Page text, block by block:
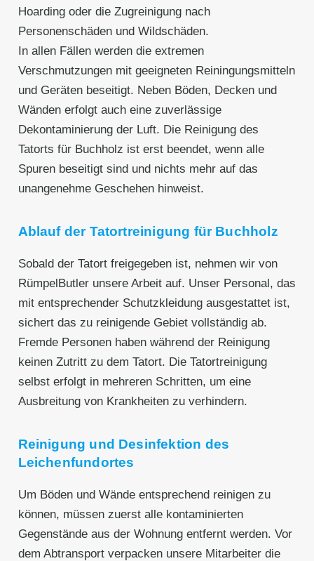
Hoarding oder die Zugreinigung nach
Personenschäden und Wildschäden.
In allen Fällen werden die extremen
Verschmutzungen mit geeigneten Reiningungsmitteln
und Geräten beseitigt. Neben Böden, Decken und
Wänden erfolgt auch eine zuverlässige
Dekontaminierung der Luft. Die Reinigung des
Tatorts für Buchholz ist erst beendet, wenn alle
Spuren beseitigt sind und nichts mehr auf das
unangenehme Geschehen hinweist.
Ablauf der Tatortreinigung für Buchholz
Sobald der Tatort freigegeben ist, nehmen wir von
RümpelButler unsere Arbeit auf. Unser Personal, das
mit entsprechender Schutzkleidung ausgestattet ist,
sichert das zu reinigende Gebiet vollständig ab.
Fremde Personen haben während der Reinigung
keinen Zutritt zu dem Tatort. Die Tatortreinigung
selbst erfolgt in mehreren Schritten, um eine
Ausbreitung von Krankheiten zu verhindern.
Reinigung und Desinfektion des
Leichenfundortes
Um Böden und Wände entsprechend reinigen zu
können, müssen zuerst alle kontaminierten
Gegenstände aus der Wohnung entfernt werden. Vor
dem Abtransport verpacken unsere Mitarbeiter die